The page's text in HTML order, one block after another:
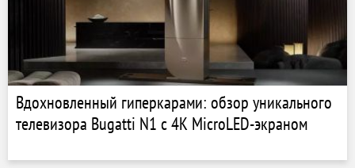
Вдохновленный гиперкарами: обзор уникального
телевизора Bugatti N1 с 4K MicroLED-экраном